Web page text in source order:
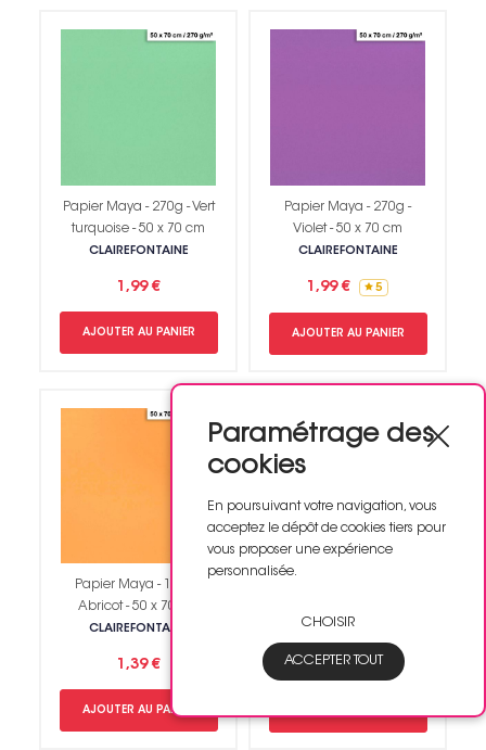
Papier Maya - 270g - Vert
turquoise - 50 x 70 cm
CLAIREFONTAINE
1,99 €
AJOUTER AU PANIER
Papier Maya - 270g -
Violet - 50 x 70 cm
CLAIREFONTAINE
1,99 € 5
AJOUTER AU PANIER
Papier Maya - 120g -
Abricot - 50 x 70 cm
CLAIREFONTAINE
1,39 €
AJOUTER AU PANIER
CLAIREFONTAINE
1,39 € 3.7
Paramétrage des
cookies
En poursuivant votre navigation, vous
acceptez le dépôt de cookies tiers pour
vous proposer une expérience
personnalisée.
CHOISIR
ACCEPTER TOUT